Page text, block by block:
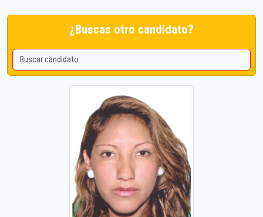
¿Buscas otro candidato?